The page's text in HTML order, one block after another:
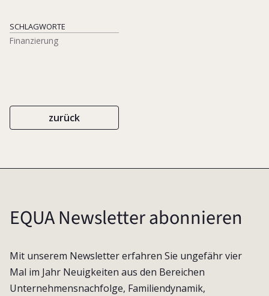
SCHLAGWORTE
Finanzierung
zurück
EQUA Newsletter abonnieren
Mit unserem Newsletter erfahren Sie ungefähr vier
Mal im Jahr Neuigkeiten aus den Bereichen
Unternehmensnachfolge, Familiendynamik,